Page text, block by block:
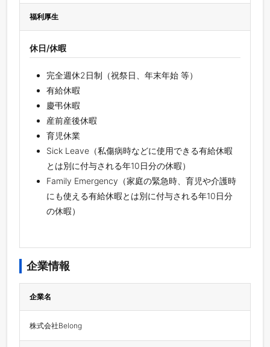
福利厚生
休日/休暇
完全週休2日制（祝祭日、年末年始 等）
有給休暇
慶弔休暇
産前産後休暇
育児休業
Sick Leave（私傷病時などに使用できる有給休暇
とは別に付与される年10日分の休暇）
Family Emergency（家庭の緊急時、育児や介護時
にも使える有給休暇とは別に付与される年10日分
の休暇）
企業情報
企業名
株式会社Belong